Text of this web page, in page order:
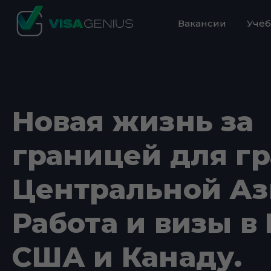
Вакансии
Новая жизнь за
границей для
Центральной
Работа и визы в
США и Канаду.